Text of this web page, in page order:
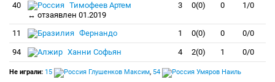
40
Тимофеев Артем
↔ отзаявлен 01.2019
3 0(0) 0 1/0
11 Фернандо 1 0(0) 0 0/0
94 Ханни Софьян 4 2(0) 1 0/0
Не играли: 15 Глушенков Максим, 54 Умяров Наиль